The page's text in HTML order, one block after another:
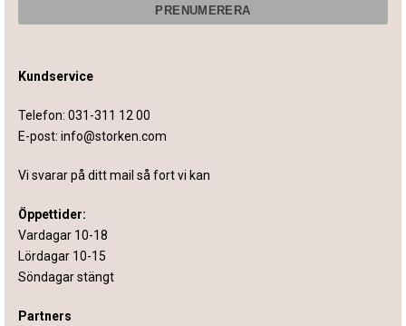
Kundservice
Telefon: 031-311 12 00
E-post: info@storken.com
Vi svarar på ditt mail så fort vi kan
Öppettider:
Vardagar 10-18
Lördagar 10-15
Söndagar stängt
Partners